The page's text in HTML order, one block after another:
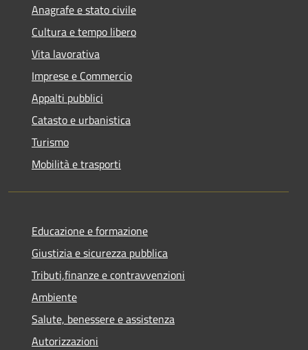
Anagrafe e stato civile
Cultura e tempo libero
Vita lavorativa
Imprese e Commercio
Appalti pubblici
Catasto e urbanistica
Turismo
Mobilità e trasporti
Educazione e formazione
Giustizia e sicurezza pubblica
Tributi,finanze e contravvenzioni
Ambiente
Salute, benessere e assistenza
Autorizzazioni